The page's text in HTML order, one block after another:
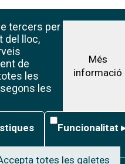
tercers per
del lloc,
de
les
les
Més
informació
Funcionalitat
Funcionalitat
totes les galetes